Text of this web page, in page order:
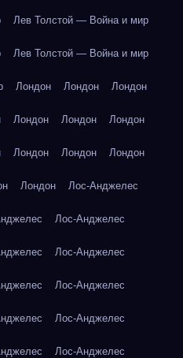
Лев Толстой — Война и мир
Лев Толстой — Война и мир
Лондон Лондон Лондон
Лондон Лондон Лондон
Лондон Лондон Лондон
Лондон Лос-Анджелес
Лос-Анджелес
Лос-Анджелес
Лос-Анджелес
Лос-Анджелес
Лос-Анджелес